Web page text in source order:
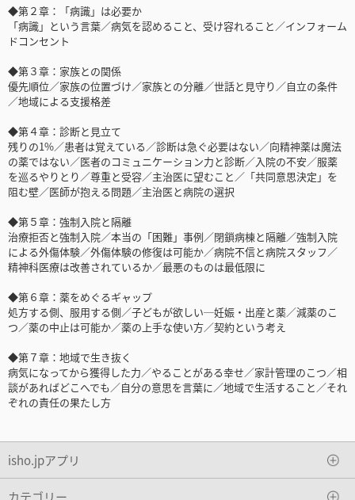
◆第２章：「病識」は必要か
「病識」という言葉／病気を認めること、受け容れること／インフォーム
ドコンセント
◆第３章：家族との関係
優先順位／家族の位置づけ／家族との分離／世話と見守り／自立の条件
／地域による支援格差
◆第４章：診断と見立て
残りの1%／患者は覚えている／診断は急ぐ必要はない／向精神薬は魔法
の薬ではない／医者のコミュニケーション力と診断／入院の不安／服薬
を巡るやりとり／尊重と受容／主治医に望むこと／「共同意思決定」を
阻む壁／医師が抱える問題／主治医と病院の選択
◆第５章：強制入院と隔離
治療拒否と強制入院／本当の「困難」事例／閉鎖病棟と隔離／強制入院
による外傷体験／外傷体験の修復は可能か／病院不信と病院スタッフ／
精神科医療は改善されているか／最悪のものは最低限に
◆第６章：薬をめぐるギャップ
処方する側、服用する側／子どもが欲しい─妊娠・出産と薬／減薬のこ
つ／薬の中止は可能か／薬の上手な使い方／契約という考え
◆第７章：地域で生き抜く
病気になってから獲得した力／やることがある幸せ／家計管理のこつ／相
談があればどこへでも／自分の意思を言葉に／地域で生活すること／それ
ぞれの責任の果たし方
isho.jpアプリ
カテゴリー